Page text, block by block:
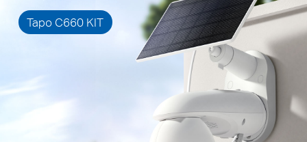
Tapo C660 KIT